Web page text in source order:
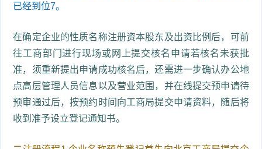
已经到位7。
在确定企业的性质名称注册资本股东及出资比例后，可前
往工商部门进行现场或网上提交核名申请若核名未获批
准，须重新提出申请成功核名后，还需进一步确认办公地
点高层管理人员信息以及营业范围，并在线提交预申请待
预审通过后，按预约时间向工商局提交申请资料，随后将
收到准予设立登记通知书。